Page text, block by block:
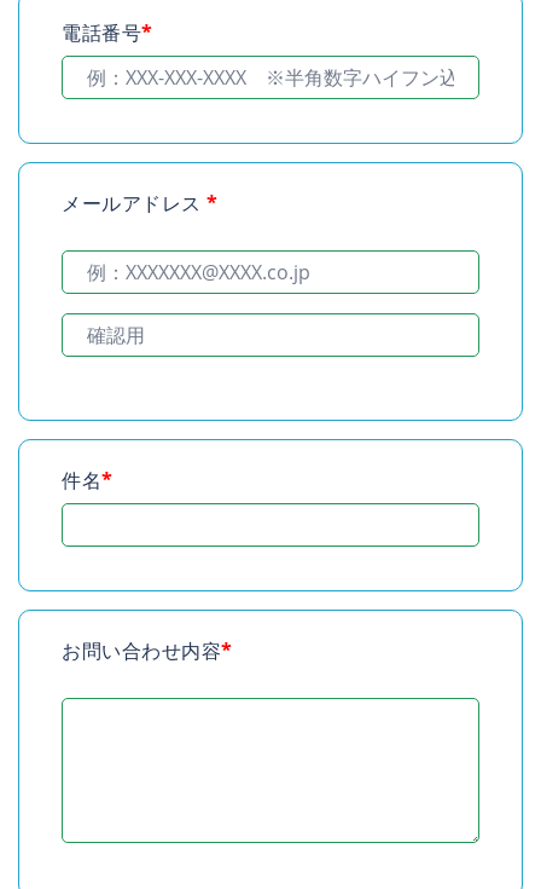
電話番号*
メールアドレス *
件名*
お問い合わせ内容*